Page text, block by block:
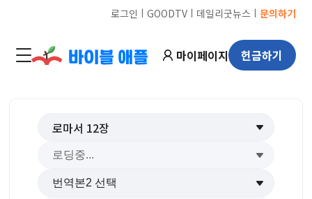
로그인 ㅣ GOODTVㅣ 데일리굿뉴스 ㅣ 문의하기
마이페이지 헌금하기
로마서 12장